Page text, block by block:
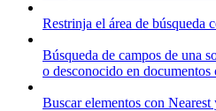
Restrinja el área de búsqueda
Búsqueda de campos de una
o desconocido en
Buscar elementos con